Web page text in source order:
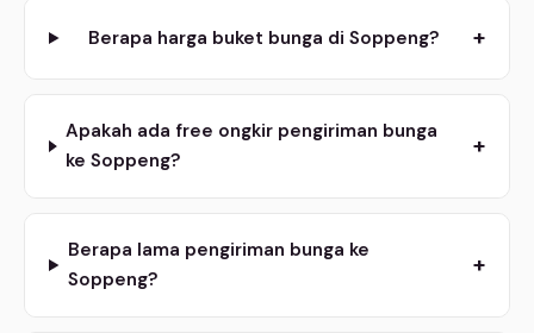
Berapa harga buket bunga di Soppeng? +
Apakah ada free ongkir pengiriman bunga
ke Soppeng?
+
Berapa lama pengiriman bunga ke
Soppeng?
+